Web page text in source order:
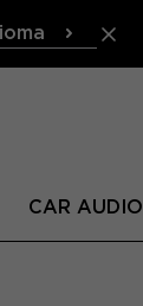
CAR AUDIO